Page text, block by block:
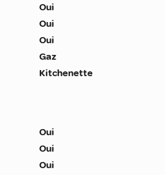
Oui
Oui
Oui
Gaz
Kitchenette
Oui
Oui
Oui